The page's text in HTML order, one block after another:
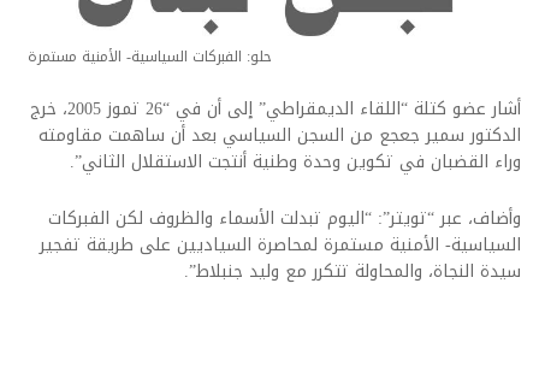
حلو: الفبركات السياسية- الأمنية مستمرة
أشار عضو كتلة “اللقاء الديمقراطي” إلى أن في “26 تموز 2005، خرج
الدكتور سمير جعجع من السجن السياسي بعد أن ساهمت مقاومته
وراء القضبان في تكوين وحدة وطنية أنتجت الاستقلال الثاني”.
وأضاف، عبر “تويتر”: “اليوم تبدلت الأسماء والظروف لكن الفبركات
السياسية- الأمنية مستمرة لمحاصرة السياديين على طريقة تفجير
سيدة النجاة، والمحاولة تتكرر مع وليد جنبلاط”.